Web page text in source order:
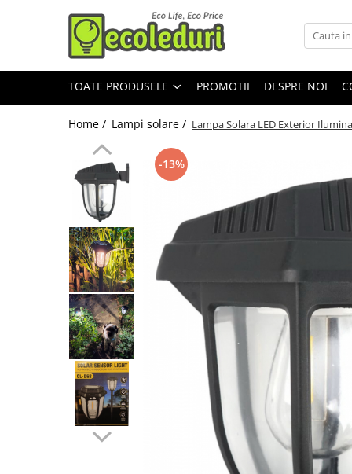
Toate Produsele
Surse de iluminat
Banda LED
Bec Color led
Bec incandescent (Clasic)
Becuri Led
Becuri & lampi led cu fasung
Ghirlande luminoase
Modul Led pentru aplica
Tub Neon Fluorescent (Clasic)
Tub Neon LED
Lampi solare
Corpuri de iluminat
Spoturi LED
Corpuri Led - industriale
TOATE PRODUSELE PROMOTII DESPRE NOI
Home / Lampi solare / Lampa Solara LED Exterior
-13%